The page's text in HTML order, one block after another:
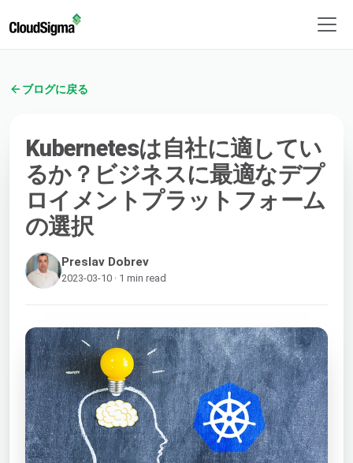
ブログに戻る
Kubernetesは自社に適してい
るか？ビジネスに最適なデプ
ロイメントプラットフォーム
の選択
Preslav Dobrev
2023-03-10 · 1 min read